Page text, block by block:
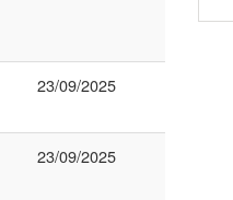
23/09/2025
23/09/2025